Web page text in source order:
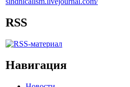
RSS
Навигация